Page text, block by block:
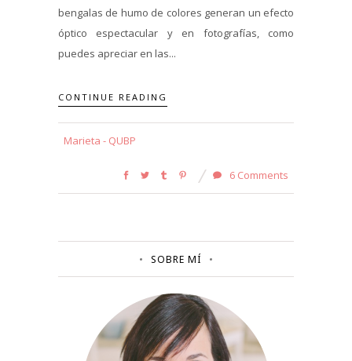
bengalas de humo de colores generan un efecto
óptico espectacular y en fotografías, como
puedes apreciar en las...
CONTINUE READING
Marieta - QUBP
6 Comments
SOBRE MÍ